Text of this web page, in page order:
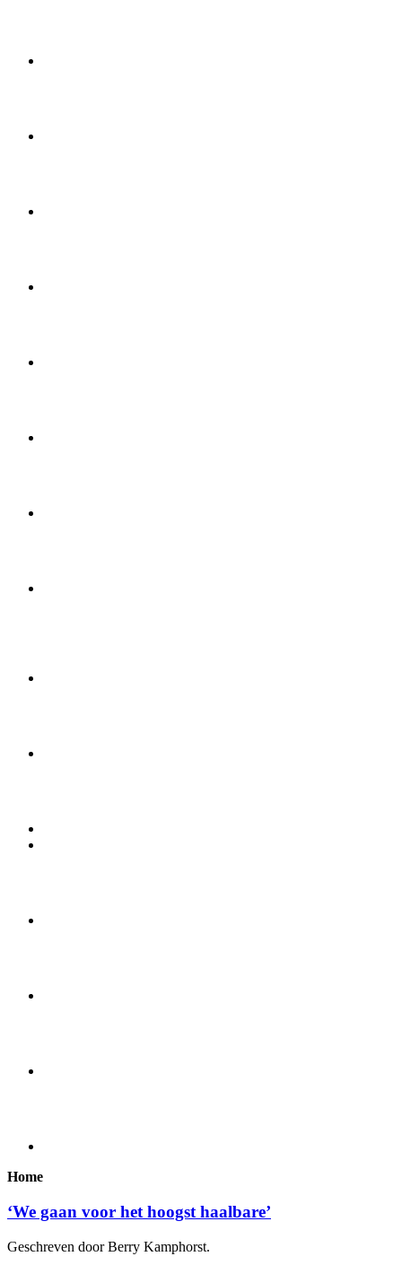
Home
‘We gaan voor het hoogst haalbare’
Geschreven door Berry Kamphorst.